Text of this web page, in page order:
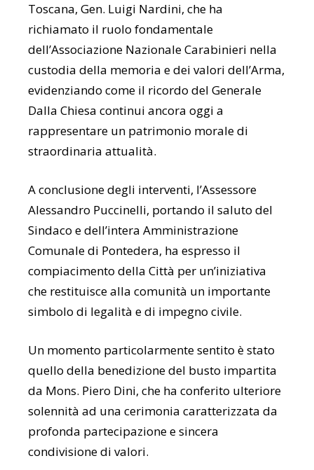
Toscana, Gen. Luigi Nardini, che ha
richiamato il ruolo fondamentale
dell’Associazione Nazionale Carabinieri nella
custodia della memoria e dei valori dell’Arma,
evidenziando come il ricordo del Generale
Dalla Chiesa continui ancora oggi a
rappresentare un patrimonio morale di
straordinaria attualità.
A conclusione degli interventi, l’Assessore
Alessandro Puccinelli, portando il saluto del
Sindaco e dell’intera Amministrazione
Comunale di Pontedera, ha espresso il
compiacimento della Città per un’iniziativa
che restituisce alla comunità un importante
simbolo di legalità e di impegno civile.
Un momento particolarmente sentito è stato
quello della benedizione del busto impartita
da Mons. Piero Dini, che ha conferito ulteriore
solennità ad una cerimonia caratterizzata da
profonda partecipazione e sincera
condivisione di valori.